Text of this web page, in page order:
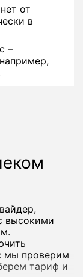
от
в
–
высокими
мы проверим
тариф и